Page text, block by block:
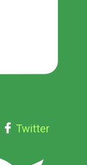
Twitter